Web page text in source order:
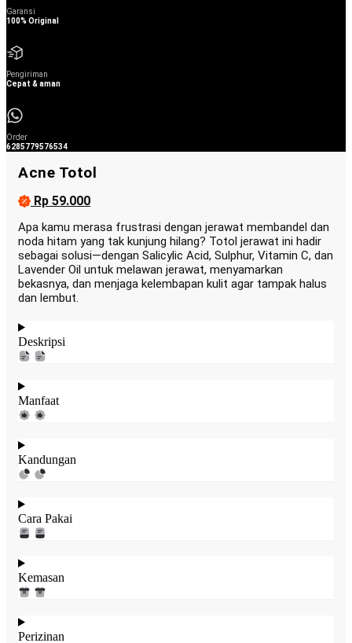
Garansi
100% Original
Pengiriman
Cepat & aman
Order
6285779576534
Acne Totol
Rp 59.000
Apa kamu merasa frustrasi dengan jerawat membandel dan
noda hitam yang tak kunjung hilang? Totol jerawat ini hadir
sebagai solusi—dengan Salicylic Acid, Sulphur, Vitamin C, dan
Lavender Oil untuk melawan jerawat, menyamarkan
bekasnya, dan menjaga kelembapan kulit agar tampak halus
dan lembut.
Deskripsi
Manfaat
Kandungan
Cara Pakai
Kemasan
Perizinan